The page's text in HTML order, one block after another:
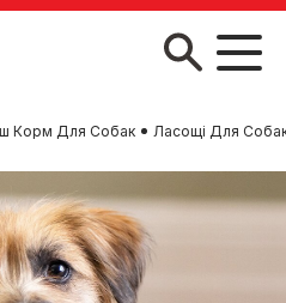
Корм Для Собак Ласощі Для